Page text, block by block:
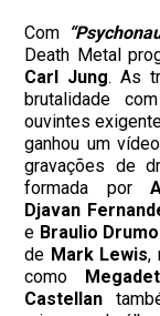
Com
Death Metal
Carl Jung. As
brutalidade
ouvintes
ganhou um
gravações de
formada por
Djavan
e Braulio
de Mark Lewis,
como
Castellan